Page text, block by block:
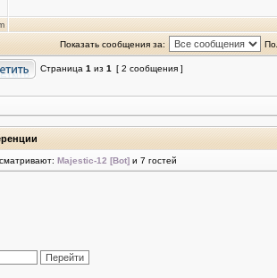
Показать сообщения за:
Страница 1 из 1 [ 2 сообщения ]
Majestic-12 [Bot] и 7 гостей